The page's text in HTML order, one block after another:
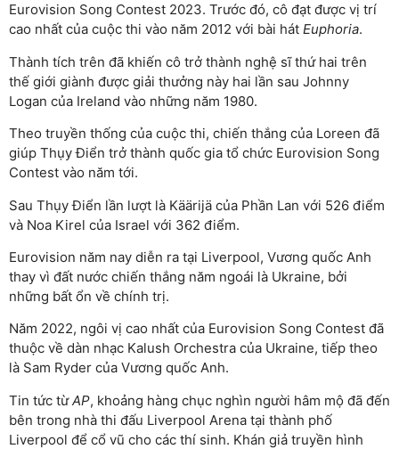
Eurovision Song Contest 2023. Trước đó, cô đạt được vị trí
cao nhất của cuộc thi vào năm 2012 với bài hát Euphoria.
Thành tích trên đã khiến cô trở thành nghệ sĩ thứ hai trên
thế giới giành được giải thưởng này hai lần sau Johnny
Logan của Ireland vào những năm 1980.
Theo truyền thống của cuộc thi, chiến thắng của Loreen đã
giúp Thụy Điển trở thành quốc gia tổ chức Eurovision Song
Contest vào năm tới.
Sau Thụy Điển lần lượt là Käärijä của Phần Lan với 526 điểm
và Noa Kirel của Israel với 362 điểm.
Eurovision năm nay diễn ra tại Liverpool, Vương quốc Anh
thay vì đất nước chiến thắng năm ngoái là Ukraine, bởi
những bất ổn về chính trị.
Năm 2022, ngôi vị cao nhất của Eurovision Song Contest đã
thuộc về dàn nhạc Kalush Orchestra của Ukraine, tiếp theo
là Sam Ryder của Vương quốc Anh.
Tin tức từAP, khoảng hàng chục nghìn người hâm mộ đã đến
bên trong nhà thi đấu Liverpool Arena tại thành phố
Liverpool để cổ vũ cho các thí sinh. Khán giả truyền hình